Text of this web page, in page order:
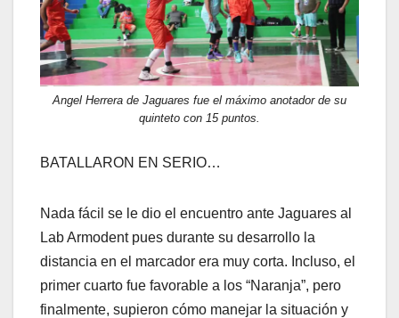
Angel Herrera de Jaguares fue el máximo anotador de su
quinteto con 15 puntos.
BATALLARON EN SERIO…
Nada fácil se le dio el encuentro ante Jaguares al
Lab Armodent pues durante su desarrollo la
distancia en el marcador era muy corta. Incluso, el
primer cuarto fue favorable a los “Naranja”, pero
finalmente, supieron cómo manejar la situación y